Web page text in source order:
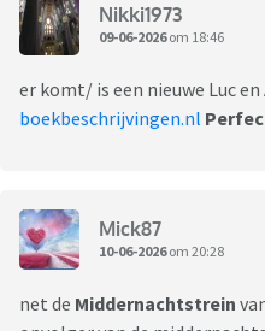
Nikki1973
09-06-2026om 18:46
er komt/ is een nieuwe Luc
boekbeschrijvingen.nl
Mick87
10-06-2026om 20:28
net de Middernachtstrein